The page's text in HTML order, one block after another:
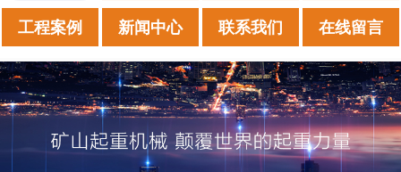
工程案例 新闻中心 联系我们 在线留言